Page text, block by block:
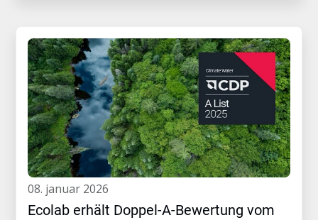
08. januar 2026
Ecolab erhält Doppel-A-Bewertung vom